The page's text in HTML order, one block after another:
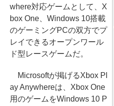
where対応ゲームとして、X
box One、Windows 10搭載
のゲーミングPCの双方でプ
レイできるオープンワール
ド型レースゲームだ。
Microsoftが掲げるXbox Pl
ay Anywhereは、Xbox One
用のゲームをWindows 10 P